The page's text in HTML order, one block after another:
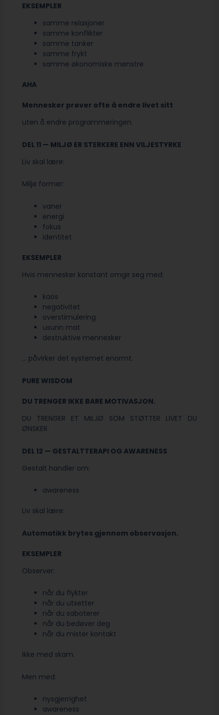
EKSEMPLER
samme relasjoner
samme konflikter
samme tanker
samme frykt
samme økonomiske mønstre
AHA
Mennesker prøver ofte å endre livet sitt
uten å endre programmeringen.
DEL 11 — MILJØ ER STERKERE ENN VILJESTYRKE
Liv skal lære:
Miljø former:
vaner
energi
fokus
identitet
EKSEMPLER
Hvis mennesker konstant omgir seg med:
kaos
negativitet
overstimulering
usunn mat
destruktive mennesker
… påvirker det systemet enormt.
PURE WISDOM
DU TRENGER IKKE BARE MOTIVASJON.
DU TRENGER ET MILJØ SOM STØTTER LIVET DU
ØNSKER.
DEL 12 — GESTALTTERAPI OG AWARENESS
Gestalt handler om:
awareness
Liv skal lære:
Automatikk brytes gjennom observasjon.
EKSEMPLER
Observer:
når du flykter
når du utsetter
når du saboterer
når du bedøver deg
når du mister kontakt
Ikke med skam.
Men med:
nysgjerrighet
awareness